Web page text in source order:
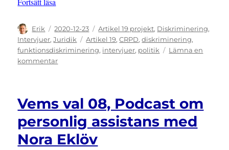
Författare
Erik
Publicerat
den
2020-12-23 Kategorier
Artikel 19 projekt, Diskriminering,
Intervjuer,Juridik Etiketter
Artikel 19,CRPD,diskriminering,
funktionsdiskriminering, intervjuer, politik
Lämna en
kommentartill
Sven
Aivert
Vems val 08, Podcast om
personlig assistans med
Nora Eklöv